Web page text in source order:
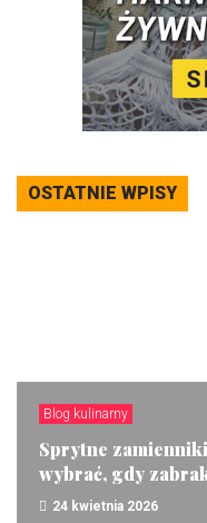
OSTATNIE WPISY
Blog kulinarny
Sprytne
wybrać, gdy
24 kwietnia 2026